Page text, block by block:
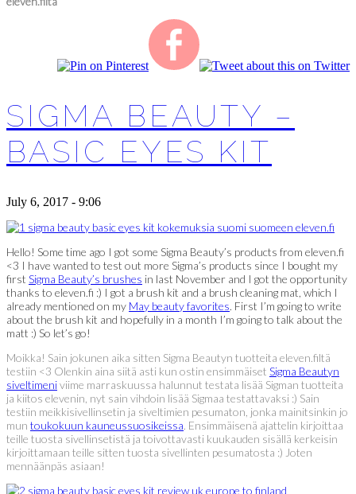
SIGMA BEAUTY –
BASIC EYES KIT
July 6, 2017 - 9:06
Hello! Some time ago I got some Sigma Beauty’s products from eleven.fi
<3 I have wanted to test out more Sigma’s products since I bought my
first Sigma Beauty’s brushes in last November and I got the opportunity
thanks to eleven.fi :) I got a brush kit and a brush cleaning mat, which I
already mentioned on my May beauty favorites. First I’m going to write
about the brush kit and hopefully in a month I’m going to talk about the
matt :) So let’s go!
Moikka! Sain jokunen aika sitten Sigma Beautyn tuotteita eleven.filtä
testiin <3 Olenkin aina siitä asti kun ostin ensimmäiset Sigma Beautyn
siveltimeniviime marraskuussa halunnut testata lisää Sigman tuotteita
ja kiitos elevenin, nyt sain vihdoin lisää Sigmaa testattavaksi :) Sain
testiin meikkisivellinsetin ja siveltimien pesumaton, jonka mainitsinkin jo
mun toukokuun kauneussuosikeissa. Ensimmäisenä ajattelin kirjoittaa
teille tuosta sivellinsetistä ja toivottavasti kuukauden sisällä kerkeisin
kirjoittamaan teille sitten tuosta sivellinten pesumatosta :) Joten
mennäänpäs asiaan!